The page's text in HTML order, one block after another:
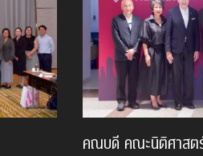
คณบดี คณะนิติศาสต